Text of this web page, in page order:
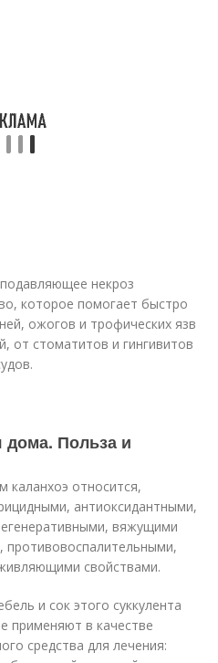
некроз
которое помогает быстро
ожогов и трофических язв
от стоматитов и гингивитов
дома. Польза и
каланхоэ относится,
антиоксидантными,
вяжущими
свойствами.
и сок этого суккулента
применяют в качестве
средства для лечения: